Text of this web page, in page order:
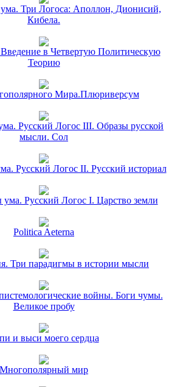
Три Логоса: Аполлон, Дионисий,
Кибела.
в Четвертую Политическую
Теорию
Мира.Плюриверсум
Русский Логос III. Образы русской
мысли. Сол
Русский Логос II. Русский историал
Русский Логос I. Царство земли
Politica Aeterna
Три парадигмы в истории мысли
войны. Боги чумы.
Великое пробу
и выси моего сердца
Многополярный мир